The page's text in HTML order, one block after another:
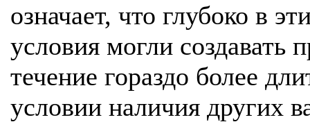
означает, что глубоко в
условия могли создавать
течение гораздо более
условии наличия других